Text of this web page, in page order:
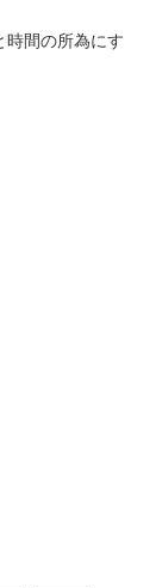
時間の所為にす